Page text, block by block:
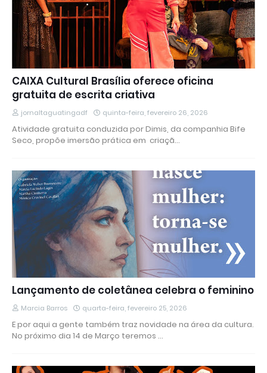
CAIXA Cultural Brasília oferece oficina
gratuita de escrita criativa
jornaltaguatingadf quinta-feira, fevereiro 26, 2026
Atividade gratuita conduzida por Dimis, da companhia Bife
Seco, propõe imersão prática em criaçã…
Lançamento de coletânea celebra o feminino
Marcia Barros quarta-feira, fevereiro 25, 2026
E por aqui a gente também traz novidade na área da cultura.
No próximo dia 14 de Março teremos …